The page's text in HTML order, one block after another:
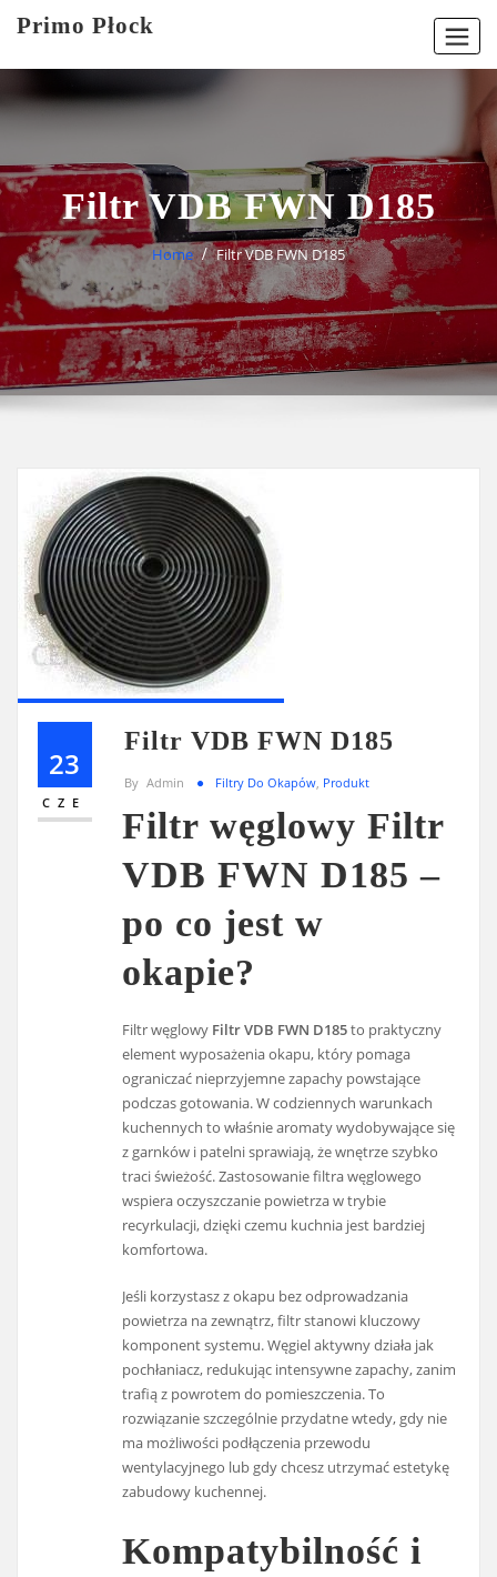
Primo Płock
Filtr VDB FWN D185
Home Filtr VDB FWN D185
23
CZE
Filtr VDB FWN D185
By Admin Filtry Do Okapów Produkt
Filtr węglowy Filtr
VDB FWN D185 –
po co jest w
okapie?
Filtr węglowy Filtr VDB FWN D185to praktyczny
element wyposażenia okapu, który pomaga
ograniczać nieprzyjemne zapachy powstające
podczas gotowania. W codziennych warunkach
kuchennych to właśnie aromaty wydobywające się
z garnków i patelni sprawiają, że wnętrze szybko
traci świeżość. Zastosowanie filtra węglowego
wspiera oczyszczanie powietrza w trybie
recyrkulacji, dzięki czemu kuchnia jest bardziej
komfortowa.
Jeśli korzystasz z okapu bez odprowadzania
powietrza na zewnątrz, filtr stanowi kluczowy
komponent systemu. Węgiel aktywny działa jak
pochłaniacz, redukując intensywne zapachy, zanim
trafią z powrotem do pomieszczenia. To
rozwiązanie szczególnie przydatne wtedy, gdy nie
ma możliwości podłączenia przewodu
wentylacyjnego lub gdy chcesz utrzymać estetykę
zabudowy kuchennej.
Kompatybilność i